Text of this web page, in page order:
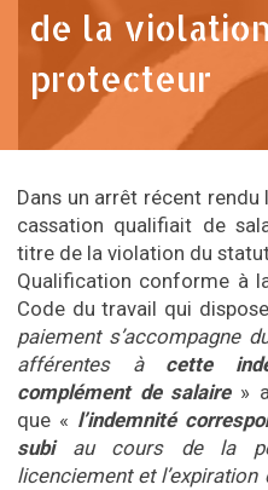
de la
protecteur
Dans un arrêt récent
cassation qualifiait de
titre de la violation du
Qualification conforme à
Code du travail qui
paiement s’accompagne
afférentes à cette
complément de salaire »
que « l’indemnité
subi au cours de la
licenciement et l’expiration